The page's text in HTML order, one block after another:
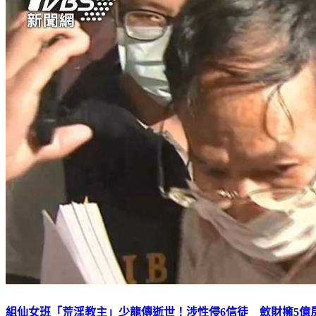
組仙女班「荒淫教主」少龍傳逝世！涉性侵6信徒 斂財擁5億